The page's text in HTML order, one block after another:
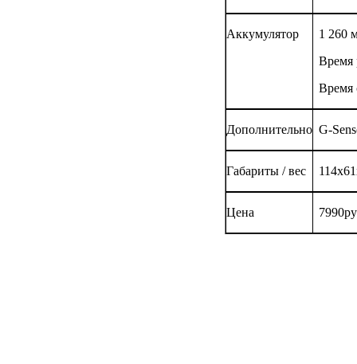
Аккумулятор
1 260
Время
Время
Дополнительно G-
Габариты / вес 114х61
Цена 7990